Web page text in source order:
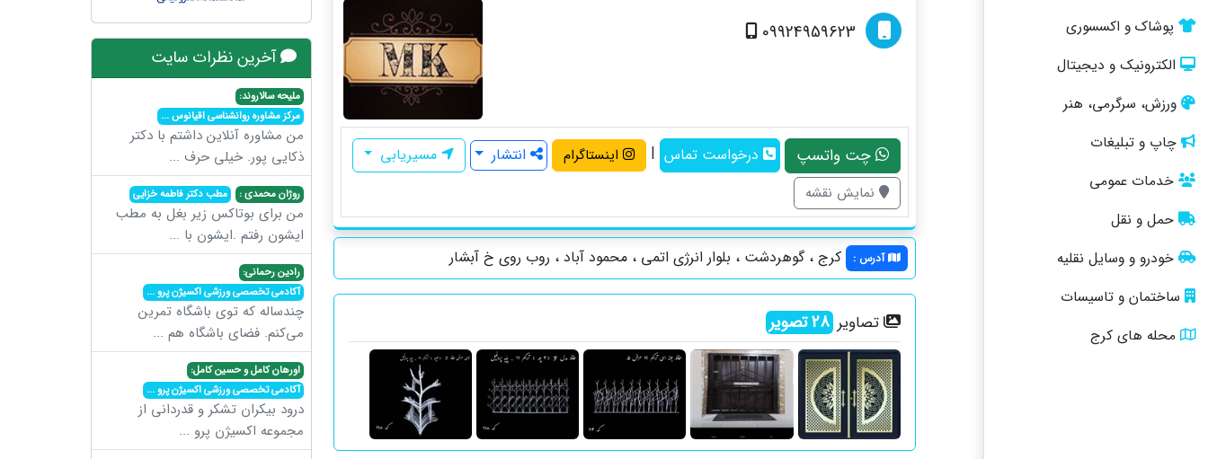
پوشاک و اکسسوری
الکترونیک و دیجیتال
ورزش، سرگرمی، هنر
چاپ و تبلیغات
خدمات عمومی
حمل و نقل
خودرو و وسایل نقلیه
ساختمان و تاسیسات
محله های کرج
09924959623
چت واتسپ درخواست تماس | اینستاگرام انتشار مسیریابی
نمایش نقشه
آدرس : کرج ، گوهردشت ، بلوار انرژی اتمی ، محمود آباد ، روب روی خ آبشار
تصاویر 28تصویر
آخرین نظرات سایت
ملیحه سالاروند:
مرکز مشاوره روانشناسی اقیانوس...
من مشاوره آنلاین داشتم با دکتر
ذکایی پور. خیلی حرف ...
روژان محمدی : مطب دکتر فاطمه خزایی
من برای بوتاکس زیر بغل به مطب
ایشون رفتم .ایشون با ...
رادین رحمانی:
آکادمی تخصصی ورزشی اکسیژن پرو...
چندساله که توی باشگاه تمرین
می‌کنم. فضای باشگاه هم ...
اورهان کامل و حسین کامل:
آکادمی تخصصی ورزشی اکسیژن پرو...
درود بیکران تشکر و قدردانی از
مجموعه اکسیژن پرو ...